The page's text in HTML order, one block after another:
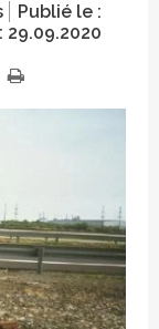
Publié le :
29.09.2020